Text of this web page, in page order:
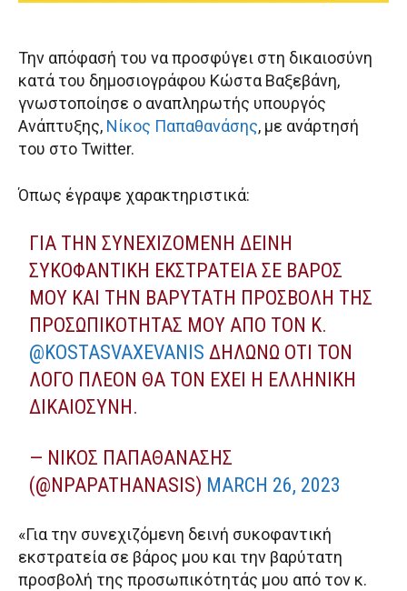
Την απόφασή του να προσφύγει στη δικαιοσύνη
κατά του δημοσιογράφου Κώστα Βαξεβάνη,
γνωστοποίησε ο αναπληρωτής υπουργός
Ανάπτυξης, Νίκος Παπαθανάσης, με ανάρτησή
του στο Twitter.
Όπως έγραψε χαρακτηριστικά:
ΓΙΑ ΤΗΝ ΣΥΝΕΧΙΖΌΜΕΝΗ ΔΕΙΝΉ
ΣΥΚΟΦΑΝΤΙΚΉ ΕΚΣΤΡΑΤΕΊΑ ΣΕ ΒΆΡΟΣ
ΜΟΥ ΚΑΙ ΤΗΝ ΒΑΡΎΤΑΤΗ ΠΡΟΣΒΟΛΉ ΤΗΣ
ΠΡΟΣΩΠΙΚΌΤΗΤΆΣ ΜΟΥ ΑΠΟ ΤΟΝ Κ.
@KOSTASVAXEVANIS ΔΗΛΏΝΩ ΌΤΙ ΤΟΝ
ΛΌΓΟ ΠΛΈΟΝ ΘΑ ΤΟΝ ΈΧΕΙ Η ΕΛΛΗΝΙΚΉ
ΔΙΚΑΙΟΣΎΝΗ.
— ΝΊΚΟΣ ΠΑΠΑΘΑΝΆΣΗΣ
(@NPAPATHANASIS) MARCH 26, 2023
«Για την συνεχιζόμενη δεινή συκοφαντική
εκστρατεία σε βάρος μου και την βαρύτατη
προσβολή της προσωπικότητάς μου από τον κ.